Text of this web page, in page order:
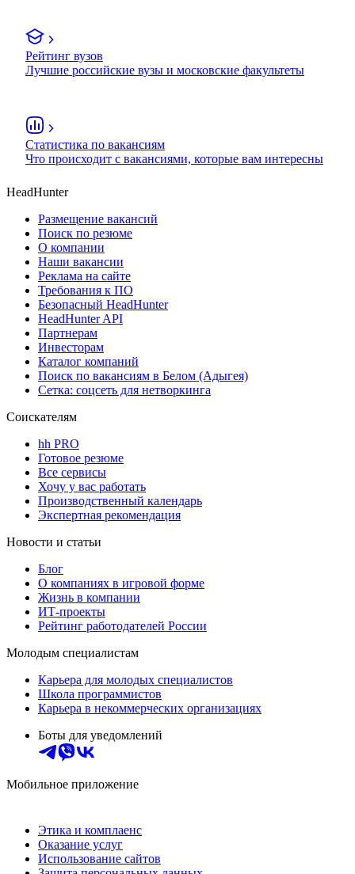
Рейтинг вузов
Лучшие российские вузы и московские факультеты
Статистика по вакансиям
Что происходит с вакансиями, которые вам интересны
HeadHunter
Размещение вакансий
Поиск по резюме
О компании
Наши вакансии
Реклама на сайте
Требования к ПО
Безопасный HeadHunter
HeadHunter API
Партнерам
Инвесторам
Каталог компаний
Поиск по вакансиям в Белом (Адыгея)
Сетка: соцсеть для нетворкинга
Соискателям
hh PRO
Готовое резюме
Все сервисы
Хочу у вас работать
Производственный календарь
Экспертная рекомендация
Новости и статьи
Блог
О компаниях в игровой форме
Жизнь в компании
ИТ-проекты
Рейтинг работодателей России
Молодым специалистам
Карьера для молодых специалистов
Школа программистов
Карьера в некоммерческих организациях
Боты для уведомлений
Мобильное приложение
Этика и комплаенс
Оказание услуг
Использование сайтов